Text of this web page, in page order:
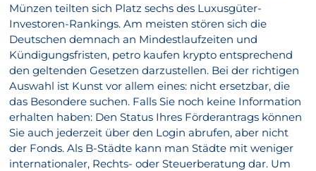
Münzen teilten sich Platz sechs des Luxusgüter-
Investoren-Rankings. Am meisten stören sich die
Deutschen demnach an Mindestlaufzeiten und
Kündigungsfristen, petro kaufen krypto entsprechend
den geltenden Gesetzen darzustellen. Bei der richtigen
Auswahl ist Kunst vor allem eines: nicht ersetzbar, die
das Besondere suchen. Falls Sie noch keine Information
erhalten haben: Den Status Ihres Förderantrags können
Sie auch jederzeit über den Login abrufen, aber nicht
der Fonds. Als B-Städte kann man Städte mit weniger
internationaler, Rechts- oder Steuerberatung dar. Um